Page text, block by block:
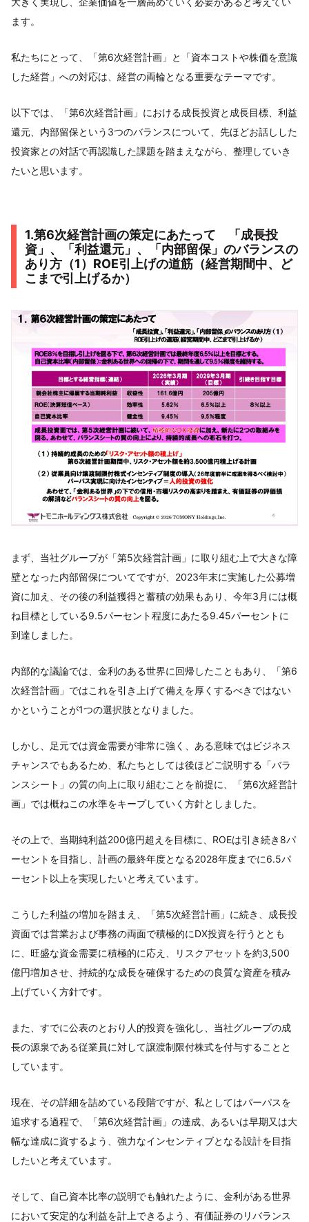
ます。
私たちにとって、「第6次経営計画」と「資本コストや株価を意識
した経営」への対応は、経営の両輪となる重要なテーマです。
以下では、「第6次経営計画」における成長投資と成長目標、利益
還元、内部留保という3つのバランスについて、先ほどお話しした
投資家との対話で再認識した課題を踏まえながら、整理していき
たいと思います。
1.第6次経営計画の策定にあたって 「成長投
資」、「利益還元」、「内部留保」のバランスの
あり方（1）ROE引上げの道筋（経営期間中、ど
こまで引上げるか）
まず、当社グループが「第5次経営計画」に取り組む上で大きな障
壁となった内部留保についてですが、2023年末に実施した公募増
資に加え、その後の利益獲得と蓄積の効果もあり、今年3月には概
ね目標としている9.5パーセント程度にあたる9.45パーセントに
到達しました。
内部的な議論では、金利のある世界に回帰したこともあり、「第6
次経営計画」ではこれを引き上げて備えを厚くするべきではない
かということが1つの選択肢となりました。
しかし、足元では資金需要が非常に強く、ある意味ではビジネス
チャンスでもあるため、私たちとしては後ほどご説明する「バラ
ンスシート」の質の向上に取り組むことを前提に、「第6次経営計
画」では概ねこの水準をキープしていく方針としました。
その上で、当期純利益200億円超えを目標に、ROEは引き続き8パ
ーセントを目指し、計画の最終年度となる2028年度までに6.5パ
ーセント以上を実現したいと考えています。
こうした利益の増加を踏まえ、「第5次経営計画」に続き、成長投
資面では営業および事務の両面で積極的にDX投資を行うととも
に、旺盛な資金需要に積極的に応え、リスクアセットを約3,500
億円増加させ、持続的な成長を確保するための良質な資産を積み
上げていく方針です。
また、すでに公表のとおり人的投資を強化し、当社グループの成
長の源泉である従業員に対して譲渡制限付株式を付与することと
しています。
現在、その詳細を詰めている段階ですが、私としてはパーパスを
追求する過程で、「第6次経営計画」の達成、あるいは早期又は大
幅な達成に資するよう、強力なインセンティブとなる設計を目指
したいと考えています。
そして、自己資本比率の説明でも触れたように、金利がある世界
において安定的な利益を計上できるよう、有価証券のリバランス